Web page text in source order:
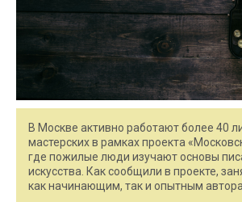
В Москве активно работают более 40
мастерских в рамках проекта
где пожилые люди изучают основы
искусства. Как сообщили в проекте,
как начинающим, так и опытным